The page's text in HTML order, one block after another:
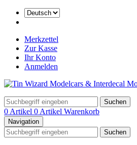
Merkzettel
Zur Kasse
Ihr Konto
Anmelden
Suchen
0 Artikel 0 Artikel Warenkorb
Navigation
Suchen